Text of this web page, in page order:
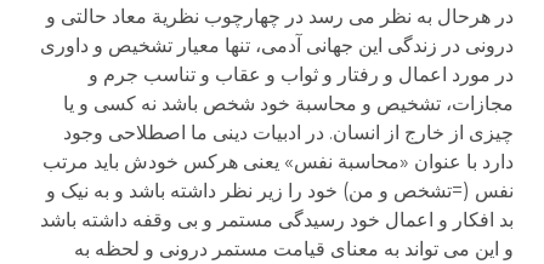
در هرحال به نظر می رسد در چهارچوب نظریة معاد حالتی و
درونی در زندگی این جهانی آدمی، تنها معیار تشخیص و داوری
در مورد اعمال و رفتار و ثواب و عقاب و تناسب جرم و
مجازات، تشخیص و محاسبة خود شخص باشد نه کسی و یا
چیزی از خارج از انسان. در ادبیات دینی ما اصطلاحی وجود
دارد با عنوان «محاسبة نفس» یعنی هرکس خودش باید مرتب
نفس (=تشخص و من) خود را زیر نظر داشته باشد و به نیک و
بد افکار و اعمال خود رسیدگی مستمر و بی وقفه داشته باشد
و این می تواند به معنای قیامت مستمر درونی و لحظه به